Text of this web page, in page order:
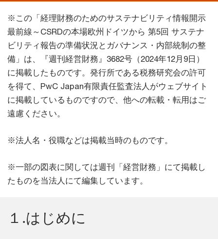
※この「経理財務のためのサステナビリティ情報開示
最前線～CSRDの本場欧州ドイツから 第5回 サステナ
ビリティ報告の準備状況とガバナンス・内部統制の整
備」は、『週刊経営財務』3682号（2024年12月9日）
に掲載したものです。発行所である税務研究会の許可
を得て、PwC Japan有限責任監査法人がウェブサイト
に掲載しているものですので、他への転載・転用はご
遠慮ください。
※法人名・役職などは掲載当時のものです。
※一部の図表に関しては週刊「経営財務」にて掲載し
たものを当法人にて編集しています。
１.はじめに